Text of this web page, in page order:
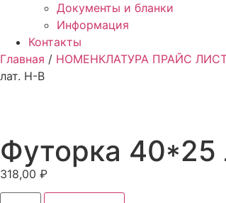
Документы и бланки
Информация
Контакты
Главная / НОМЕНКЛАТУРА ПРАЙС
лат. Н-В
Футорка 40*25
318,00 ₽
Количество